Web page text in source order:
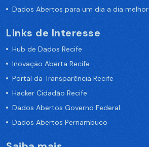
Dados Abertos para um dia a dia melhor
Links de Interesse
Hub de Dados Recife
Inovação Aberta Recife
Portal da Transparência Recife
Hacker Cidadão Recife
Dados Abertos Governo Federal
Dados Abertos Pernambuco